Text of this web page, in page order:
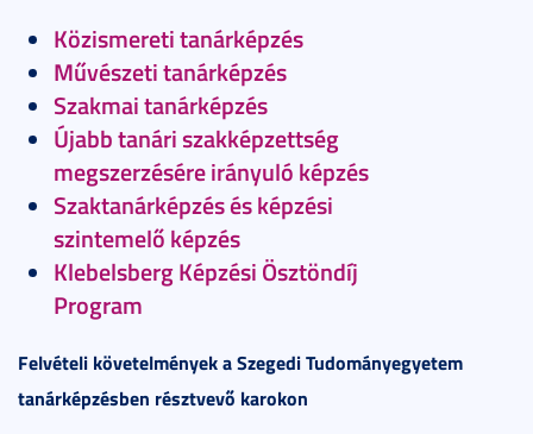
Közismereti tanárképzés
Művészeti tanárképzés
Szakmai tanárképzés
Újabb tanári szakképzettség
megszerzésére irányuló képzés
Szaktanárképzés és képzési
szintemelő képzés
Klebelsberg Képzési Ösztöndíj
Program
Felvételi követelmények a Szegedi Tudományegyetem
tanárképzésben résztvevő karokon